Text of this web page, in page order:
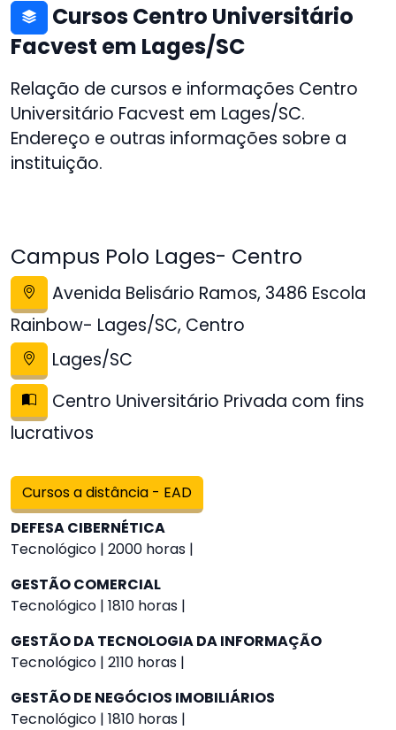
Cursos Centro Universitário
Facvest em Lages/SC
Relação de cursos e informações Centro
Universitário Facvest em Lages/SC.
Endereço e outras informações sobre a
instituição.
Campus Polo Lages- Centro
Avenida Belisário Ramos, 3486 Escola
Rainbow- Lages/SC, Centro
Lages/SC
Centro Universitário Privada com fins
lucrativos
Cursos a distância - EAD
DEFESA CIBERNÉTICA
Tecnológico | 2000 horas |
GESTÃO COMERCIAL
Tecnológico | 1810 horas |
GESTÃO DA TECNOLOGIA DA INFORMAÇÃO
Tecnológico | 2110 horas |
GESTÃO DE NEGÓCIOS IMOBILIÁRIOS
Tecnológico | 1810 horas |